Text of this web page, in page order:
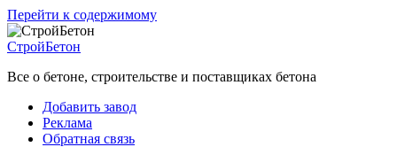
Перейти к содержимому
СтройБетон
Все о бетоне, строительстве и поставщиках бетона
Добавить завод
Реклама
Обратная связь